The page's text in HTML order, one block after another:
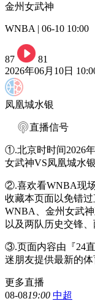
金州女武神
WNBA | 06-10 10:00
87
81
2026年06月10日
凤凰城水银
直播信号
①.北京时时间2026
女武神VS凤凰城水
②.喜欢看WNBA现
收藏本页面以免错
WNBA、金州女武
以及两队历史交锋、
③.页面内容由『24
迷朋友提供最新的
更多直播
08-0819:00 中超